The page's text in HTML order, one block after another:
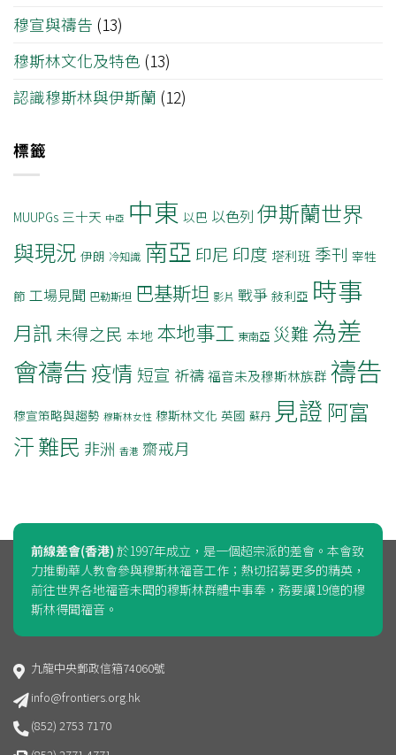
穆宣與禱告 (13)
穆斯林文化及特色 (13)
認識穆斯林與伊斯蘭 (12)
標籤
MUUPGs 三十天 中亞 中東 以巴 以色列 伊斯蘭世界
與現況 伊朗 冷知識 南亞 印尼 印度 塔利班 季刊 宰牲
節 工場見聞 巴勒斯坦 巴基斯坦 影片 戰爭 敍利亞 時事
月訊 未得之民 本地 本地事工 東南亞 災難 為差
會禱告疫情 短宣 祈禱福音未及穆斯林族群 禱告
穆宣策略與趨勢 穆斯林女性 穆斯林文化 英國 蘇丹 見證 阿富
汗難民 非洲 香港 齋戒月
前線差會(香港) 於1997年成立，是一個超宗派的差會。本會致
力推動華人教會參與穆斯林福音工作；熱切招募更多的精英，
前往世界各地福音未聞的穆斯林群體中事奉，務要讓19億的穆
斯林得聞福音。
九龍中央郵政信箱74060號
info@frontiers.org.hk
(852) 2753 7170